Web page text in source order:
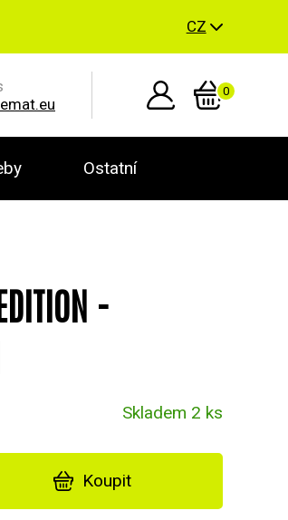
CZ
0
Ostatní
-
Skladem 2 ks
Koupit